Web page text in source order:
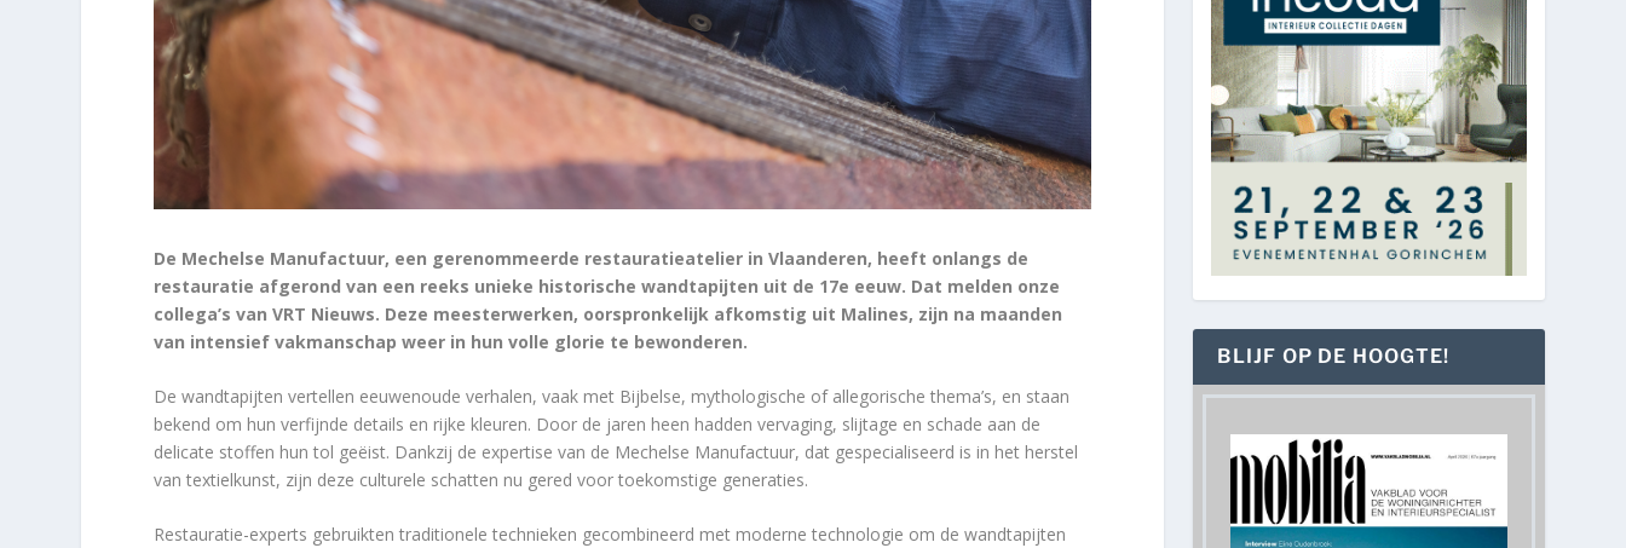
De Mechelse Manufactuur, een gerenommeerde restauratieatelier in Vlaanderen, heeft onlangs de
restauratie afgerond van een reeks unieke historische wandtapijten uit de 17e eeuw. Dat melden onze
collega’s van VRT Nieuws. Deze meesterwerken, oorspronkelijk afkomstig uit Malines, zijn na maanden
van intensief vakmanschap weer in hun volle glorie te bewonderen.
De wandtapijten vertellen eeuwenoude verhalen, vaak met Bijbelse, mythologische of allegorische thema’s, en staan
bekend om hun verfijnde details en rijke kleuren. Door de jaren heen hadden vervaging, slijtage en schade aan de
delicate stoffen hun tol geëist. Dankzij de expertise van de Mechelse Manufactuur, dat gespecialiseerd is in het herstel
van textielkunst, zijn deze culturele schatten nu gered voor toekomstige generaties.
Restauratie-experts gebruikten traditionele technieken gecombineerd met moderne technologie om de wandtapijten
BLIJF OP DE HOOGTE!